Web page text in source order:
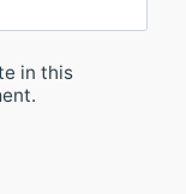
in this